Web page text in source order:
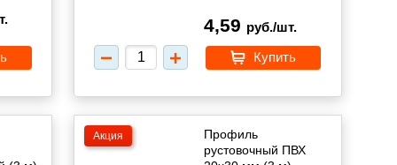
4,59 руб./шт.
Купить
Акция
Профиль
рустовочный ПВХ